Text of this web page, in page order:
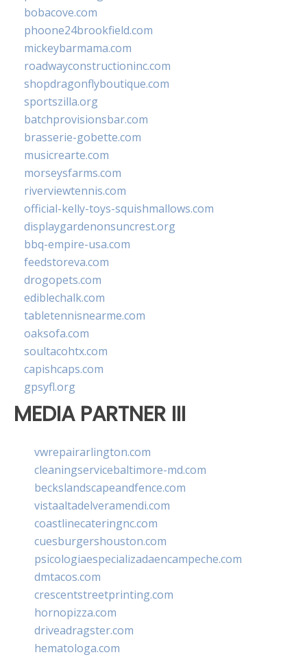
bobacove.com
phoone24brookfield.com
mickeybarmama.com
roadwayconstructioninc.com
shopdragonflyboutique.com
sportszilla.org
batchprovisionsbar.com
brasserie-gobette.com
musicrearte.com
morseysfarms.com
riverviewtennis.com
official-kelly-toys-squishmallows.com
displaygardenonsuncrest.org
bbq-empire-usa.com
feedstoreva.com
drogopets.com
ediblechalk.com
tabletennisnearme.com
oaksofa.com
soultacohtx.com
capishcaps.com
gpsyfl.org
MEDIA PARTNER III
vwrepairarlington.com
cleaningservicebaltimore-md.com
beckslandscapeandfence.com
vistaaltadelveramendi.com
coastlinecateringnc.com
cuesburgershouston.com
psicologiaespecializadaencampeche.com
dmtacos.com
crescentstreetprinting.com
hornopizza.com
driveadragster.com
hematologa.com